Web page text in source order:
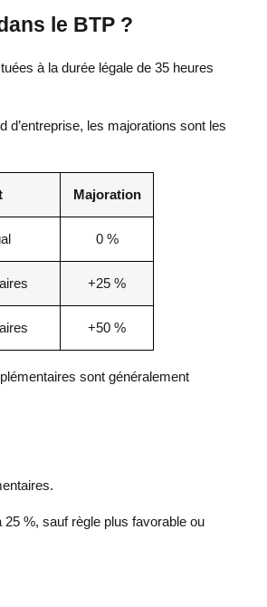
le BTP ?
à la durée légale de 35 heures
d’entreprise, les majorations sont les
Majoration
0 %
+25 %
+50 %
sont généralement
%, sauf règle plus favorable ou